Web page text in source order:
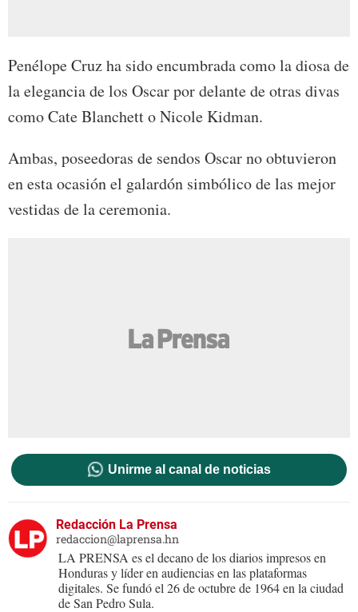
Penélope Cruz ha sido encumbrada como la diosa de
la elegancia de los Oscar por delante de otras divas
como Cate Blanchett o Nicole Kidman.
Ambas, poseedoras de sendos Oscar no obtuvieron
en esta ocasión el galardón simbólico de las mejor
vestidas de la ceremonia.
Unirme al canal de noticias
Redacción La Prensa
redaccion@laprensa.hn
LA PRENSA es el decano de los diarios impresos en
Honduras y líder en audiencias en las plataformas
digitales. Se fundó el 26 de octubre de 1964 en la ciudad
de San Pedro Sula.